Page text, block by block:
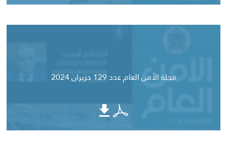
مجلة الأمن العام عدد 129 حزيران 2024